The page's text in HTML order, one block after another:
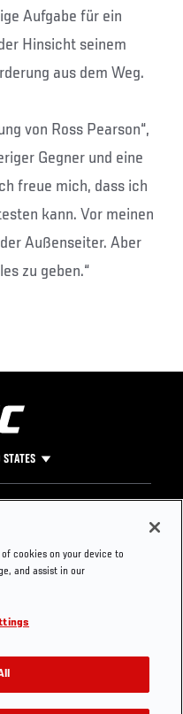
Aufgabe für ein
Hinsicht seinem
aus dem Weg.
von Ross Pearson“,
Gegner und eine
freue mich, dass ich
kann. Vor meinen
Außenseiter. Aber
zu geben.“
Press
cookies on your device to
and assist in our